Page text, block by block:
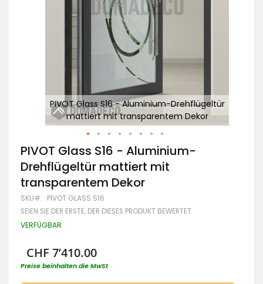
PIVOT Glass S16 - Aluminium-Drehflügeltür
mattiert mit transparentem Dekor
Zum
Anfang
der
Bildgalerie
springen
PIVOT Glass S16 - Aluminium-
Drehflügeltür mattiert mit
transparentem Dekor
SKU PIVOT GLASS S16
SEIEN SIE DER ERSTE, DER DIESES PRODUKT BEWERTET
VERFÜGBAR
CHF 7’410.00
Preise beinhalten die MwSt